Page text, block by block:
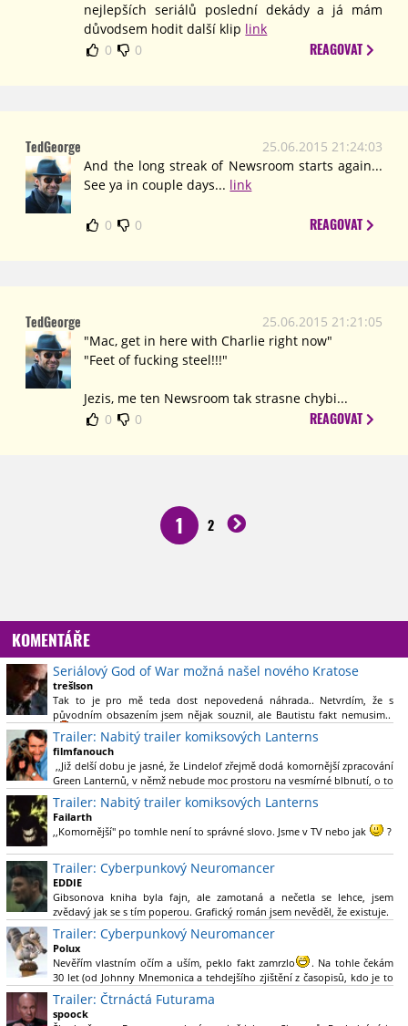
nejlepších seriálů poslední dekády a já mám
důvodsem hodit další klip link
0
0 REAGOVAT
TedGeorge
25.06.2015 21:24:03
And the long streak of Newsroom starts again...
See ya in couple days... link
0 0 REAGOVAT
TedGeorge
25.06.2015 21:21:05
"Mac, get in here with Charlie right now"
"Feet of fucking steel!!!"
Jezis, me ten Newsroom tak strasne chybi...
0
0 REAGOVAT
1 2
KOMENTÁŘE
Seriálový God of War možná našel nového Kratose
trešlson
Tak to je pro mě teda dost nepovedená náhrada.. Netvrdím, že s
původním obsazením jsem nějak souznil, ale Bautistu fakt nemusim..
Trailer: Nabitý trailer komiksových Lanterns
filmfanouch
,,Již delší dobu je jasné, že Lindelof zřejmě dodá komornější zpracování
Green Lanternů, v němž nebude moc prostoru na vesmírné blbnutí, o to
více se ovšem bude moci nová adaptace odprostit třeba od filmového
Green Lanterna s Ryanem Reynoldsem.´´ Co je na tom
nesrozumitelného?
Trailer: Nabitý trailer komiksových Lanterns
Failarth
,,Komornější" po tomhle není to správné slovo. Jsme v TV nebo jak
?
Nebál bych se říct, že to vypadá skvěle jak po stránce kvantity materiálu,
tak i formou.
Výběr Ulricha Tomsena pro mě velké překvapení a velmi zajímavá volba
bravo.
Chandler je lepší a lepší s každou novou scénou.
Komiksy to mají ted´těžké, paradoxně tomu škodí to všechno kolem
(DC nebo MCU to je buřt) , ale nezasloužilo by si to zářez jen kvůli tomu.
Držím tomu palce.
Trailer: Cyberpunkový Neuromancer
EDDIE
Gibsonova kniha byla fajn, ale zamotaná a nečetla se lehce, jsem
zvědavý jak se s tím poperou. Grafický román jsem nevěděl, že existuje.
Trailer: Cyberpunkový Neuromancer
Polux
Nevěřím vlastním očím a uším, peklo fakt zamrzlo
. Na tohle čekám
30 let (od Johnny Mnemonica a tehdejšího zjištění z časopisů, kdo je to
Gibson a co je jeho debutová kniha zač), přičemž 25 let (od Matrixu,
který pojem cyberpunk dostal do povědomí i obyčejného diváka a
nikoliv fanouška žánru) marně doufám, že si po řadě "duchovních
Trailer: Čtrnáctá Futurama
spoock